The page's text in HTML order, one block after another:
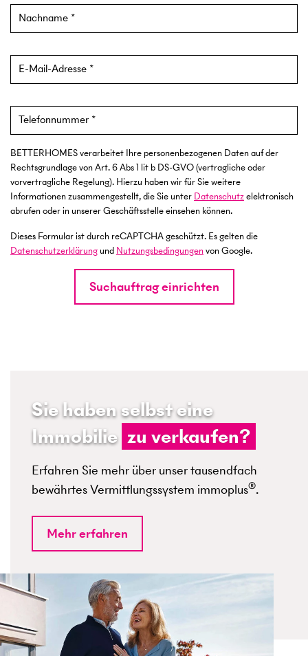
Nachname
E-Mail-Adresse
Telefonnummer
BETTERHOMES verarbeitet Ihre personenbezogenen Daten auf der
Rechtsgrundlage von Art. 6 Abs 1 lit b DS-GVO (vertragliche oder
vorvertragliche Regelung). Hierzu haben wir für Sie weitere
Informationen zusammengestellt, die Sie unter Datenschutzelektronisch
abrufen oder in unserer Geschäftsstelle einsehen können.
Dieses Formular ist durch reCAPTCHA geschützt. Es gelten die
Datenschutzerklärungund Nutzungsbedingungenvon Google.
Suchauftrag einrichten
Sie haben selbst eine
Immobilie zu verkaufen?
Erfahren Sie mehr über unser tausendfach
bewährtes Vermittlungssystem immoplus®.
Mehr erfahren